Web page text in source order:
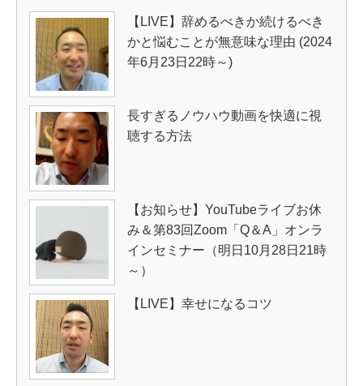
【LIVE】辞めるべきか続けるべき
かと悩むことが無意味な理由 (2024
年6月23日22時～)
長すぎるノウハウ動画を快適に視
聴する方法
【お知らせ】YouTubeライブお休
み＆第83回Zoom「Q＆A」オンラ
インセミナー（明日10月28日21時
～）
【LIVE】幸せになるコツ